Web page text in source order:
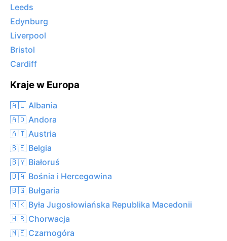
Leeds
Edynburg
Liverpool
Bristol
Cardiff
Kraje w Europa
🇦🇱 Albania
🇦🇩 Andora
🇦🇹 Austria
🇧🇪 Belgia
🇧🇾 Białoruś
🇧🇦 Bośnia i Hercegowina
🇧🇬 Bułgaria
🇲🇰 Była Jugosłowiańska Republika Macedonii
🇭🇷 Chorwacja
🇲🇪 Czarnogóra